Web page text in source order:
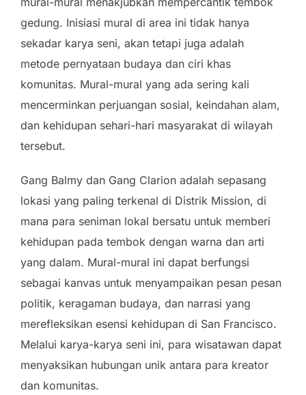
gedung. Inisiasi mural di area ini tidak hanya
sekadar karya seni, akan tetapi juga adalah
metode pernyataan budaya dan ciri khas
komunitas. Mural-mural yang ada sering kali
mencerminkan perjuangan sosial, keindahan alam,
dan kehidupan sehari-hari masyarakat di wilayah
tersebut.
Gang Balmy dan Gang Clarion adalah sepasang
lokasi yang paling terkenal di Distrik Mission, di
mana para seniman lokal bersatu untuk memberi
kehidupan pada tembok dengan warna dan arti
yang dalam. Mural-mural ini dapat berfungsi
sebagai kanvas untuk menyampaikan pesan pesan
politik, keragaman budaya, dan narrasi yang
merefleksikan esensi kehidupan di San Francisco.
Melalui karya-karya seni ini, para wisatawan dapat
menyaksikan hubungan unik antara para kreator
dan komunitas.